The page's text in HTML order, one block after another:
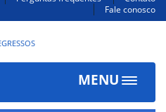
Fale conosco
MENU
Toggle